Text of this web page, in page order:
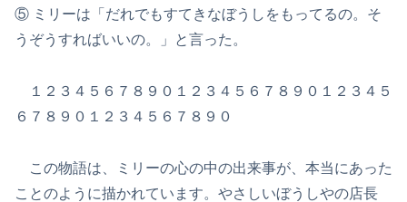
⑤ ミリーは「だれでもすてきなぼうしをもってるの。そ
うぞうすればいいの。」と言った。
１２３４５６７８９０１２３４５６７８９０１２３４５
６７８９０１２３４５６７８９０
この物語は、ミリーの心の中の出来事が、本当にあった
ことのように描かれています。やさしいぼうしやの店長